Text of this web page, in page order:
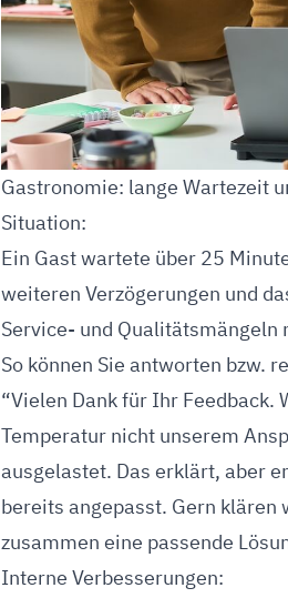
Gastronomie: lange Wartezeit
Situation:
Ein Gast wartete über 25
weiteren Verzögerungen und
Service- und Qualitätsmängeln
So können Sie antworten bzw.
“Vielen Dank für Ihr Feedback.
Temperatur nicht unserem
ausgelastet. Das erklärt, aber
bereits angepasst. Gern
zusammen eine passende
Interne Verbesserungen: